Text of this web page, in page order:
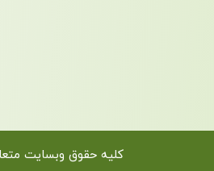
کلیه حقوق وبسایت